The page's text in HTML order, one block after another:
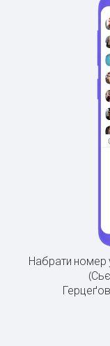
Набрати номер